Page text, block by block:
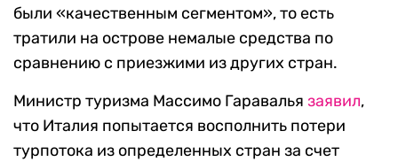
были «качественным сегментом», то есть
тратили на острове немалые средства по
сравнению с приезжими из других стран.
Министр туризма Массимо Гаравалья заявил,
что Италия попытается восполнить потери
турпотока из определенных стран за счет